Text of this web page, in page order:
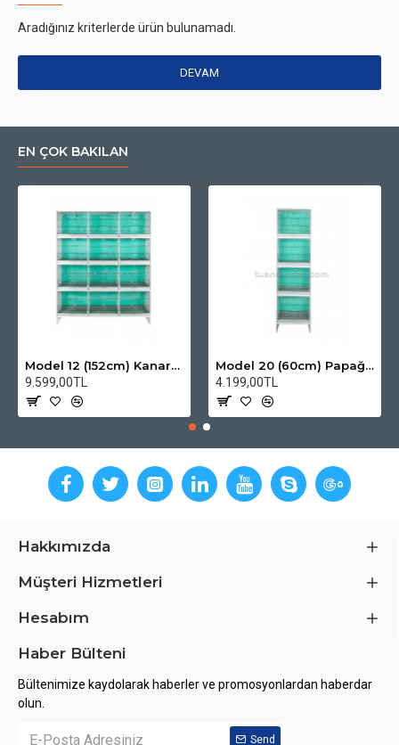
Aradığınız kriterlerde ürün bulunamadı.
DEVAM
EN ÇOK BAKILAN
Model 12 (152cm) Kanarya Kafes Modeli
9.599,00TL
Model 20 (60cm) Papağan ve Muhabbet Kuşu Kafesi
4.199,00TL
Hakkımızda
Müşteri Hizmetleri
Hesabım
Haber Bülteni
Bültenimize kaydolarak haberler ve promosyonlardan haberdar
olun.
Send